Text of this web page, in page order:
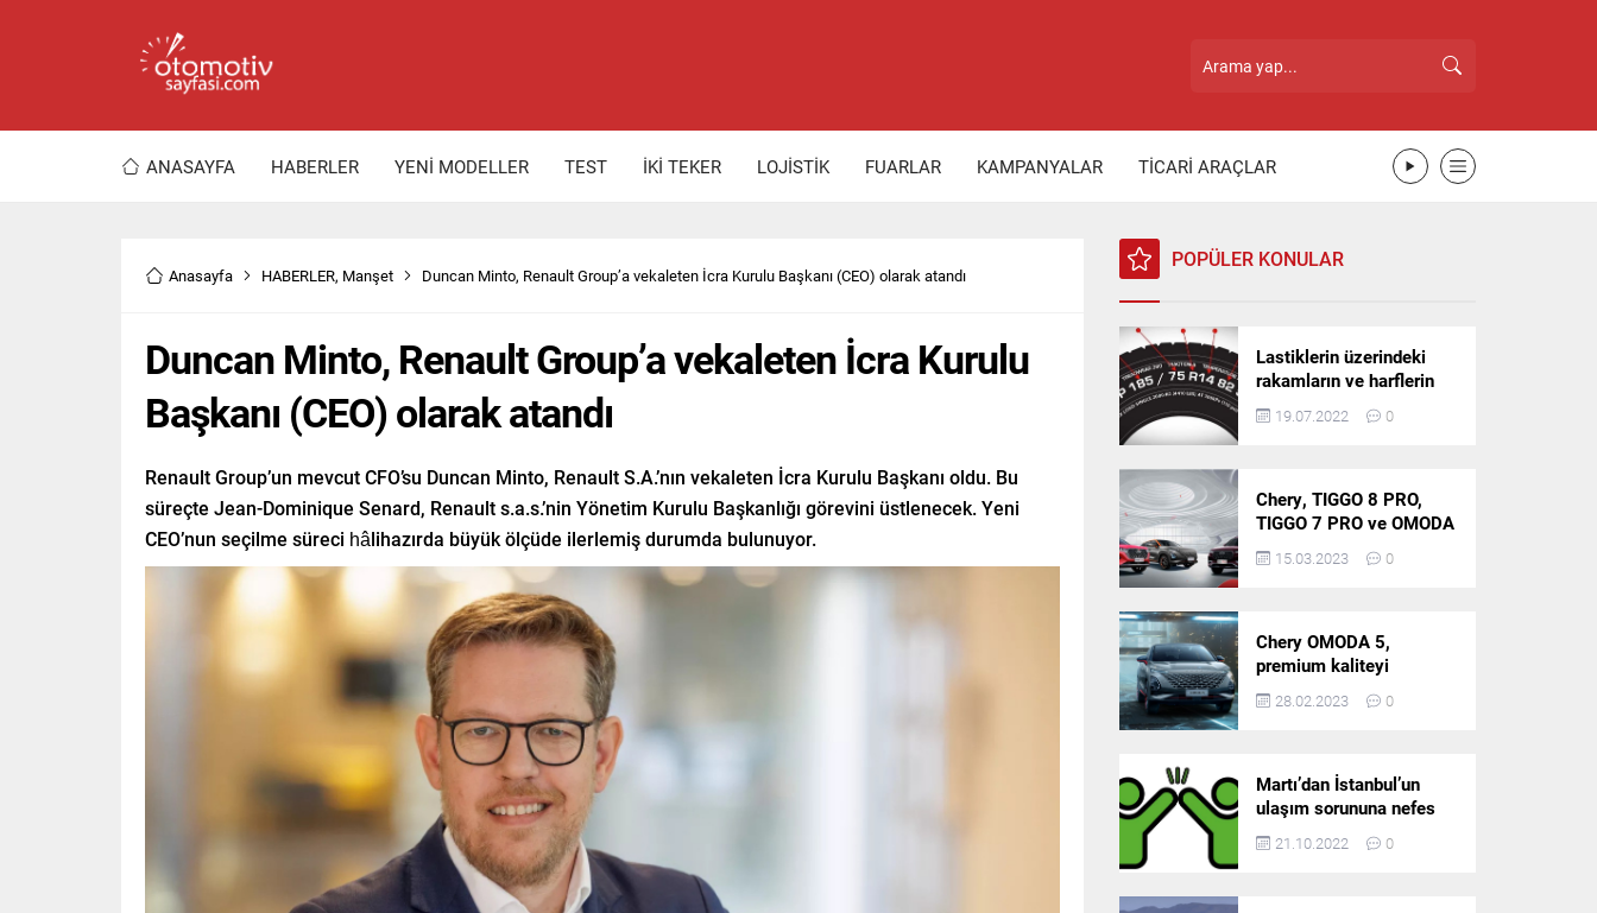
ANASAYFA HABERLER YENİ MODELLER TEST İKİ TEKER LOJİSTİK FUARLAR KAMPANYALAR TİCARİ ARAÇLAR
Anasayfa HABERLER, Manşet Duncan Minto, Renault Group’a vekaleten İcra Kurulu Başkanı (CEO) olarak atandı
Duncan Minto, Renault Group’a vekaleten İcra Kurulu
Başkanı (CEO) olarak atandı
Renault Group’un mevcut CFO’su Duncan Minto, Renault S.A.’nın vekaleten İcra Kurulu Başkanı oldu. Bu
süreçte Jean-Dominique Senard, Renault s.a.s.’nin Yönetim Kurulu Başkanlığı görevini üstlenecek. Yeni
CEO’nun seçilme süreci hâlihazırda büyük ölçüde ilerlemiş durumda bulunuyor.
POPÜLER KONULAR
Lastiklerin üzerindeki
rakamların ve harflerin
anlamı nedir?
19.07.2022 0
Chery, TIGGO 8 PRO,
TIGGO 7 PRO ve OMODA
5’in resmi olarak
satışlarına başlıyor!
15.03.2023 0
Chery OMODA 5,
premium kaliteyi
Türkiye’de sunmaya
hazırlanıyor
28.02.2023 0
Martı’dan İstanbul’un
ulaşım sorununa nefes
aldıracak yeni
platform: Tek Araçla
21.10.2022 0